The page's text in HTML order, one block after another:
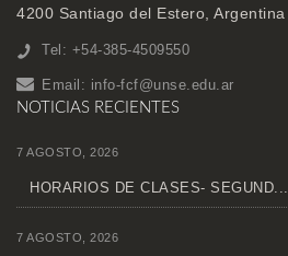
4200 Santiago del Estero, Argentina
Tel: +54-385-4509550
Email: info-fcf@unse.edu.ar
NOTICIAS RECIENTES
7 AGOSTO, 2026
HORARIOS DE CLASES- SEGUND...
7 AGOSTO, 2026